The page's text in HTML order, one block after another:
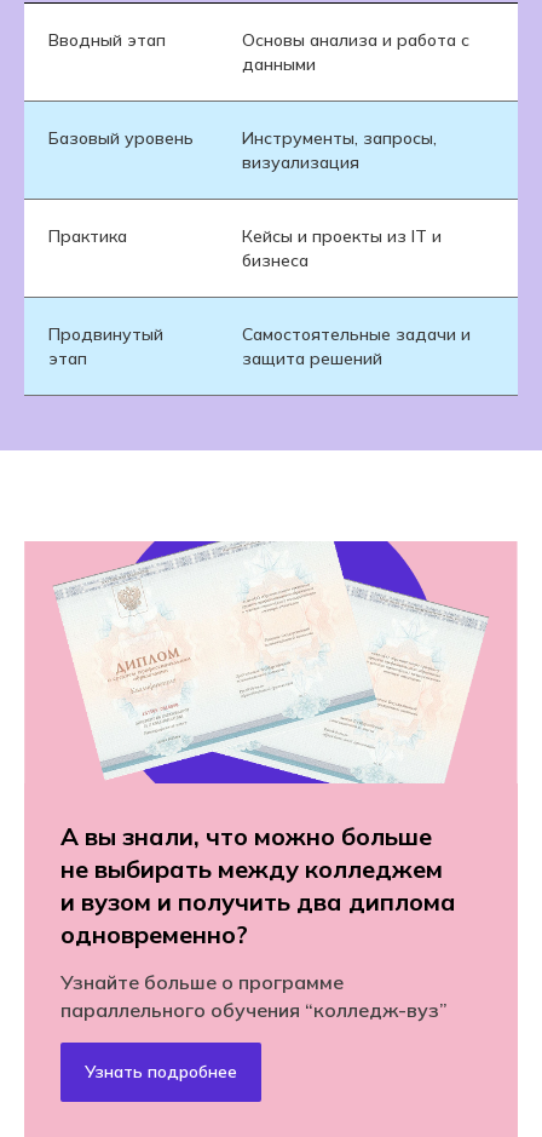
Вводный этап
Основы анализа и работа с
данными
Базовый уровень
Инструменты, запросы,
визуализация
Практика
Кейсы и проекты из IT и
бизнеса
Продвинутый
этап
Самостоятельные задачи и
защита решений
А вы знали, что можно больше
не выбирать между колледжем
и вузом и получить два диплома
одновременно?
Узнайте больше о программе
параллельного обучения “колледж-вуз”
Узнать подробнее